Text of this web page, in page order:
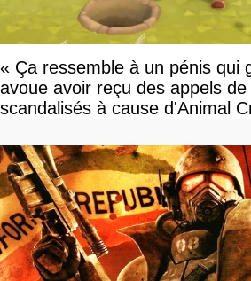
« Ça ressemble à un pénis qui
avoue avoir reçu des appels
scandalisés à cause d'Animal